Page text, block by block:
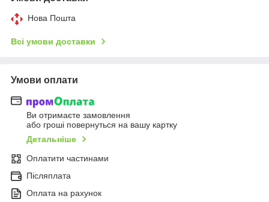
Нова Пошта
Всі умови доставки
Умови оплати
Ви отримаєте замовлення
або гроші повернуться на вашу картку
Детальніше
Оплатити частинами
Післяплата
Оплата на рахунок